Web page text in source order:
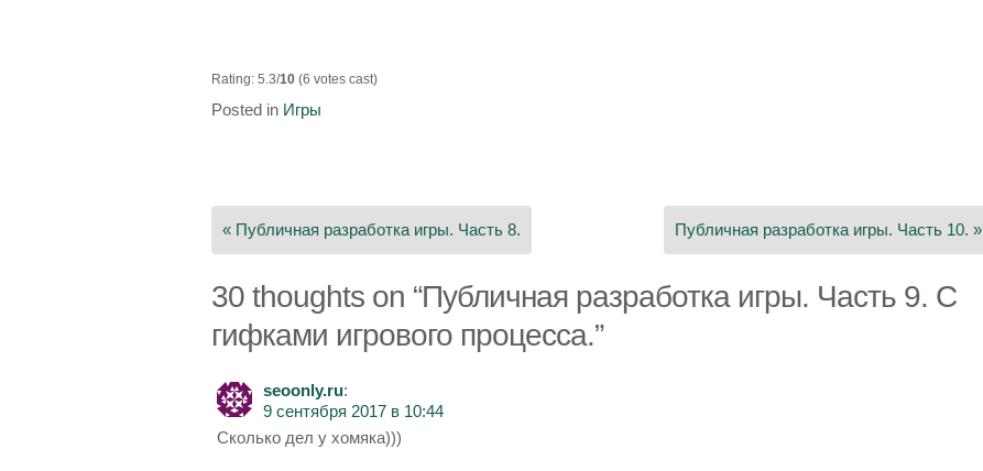
Rating: 5.3/10 (6 votes cast)
Posted in Игры
по
записям
« Публичная разработка игры. Часть 8. Публичная разработка игры. Часть 10. »
30 thoughts on “Публичная разработка игры. Часть 9. С
гифками игрового процесса.”
seoonly.ru:
9 сентября 2017 в 10:44
Сколько дел у хомяка)))